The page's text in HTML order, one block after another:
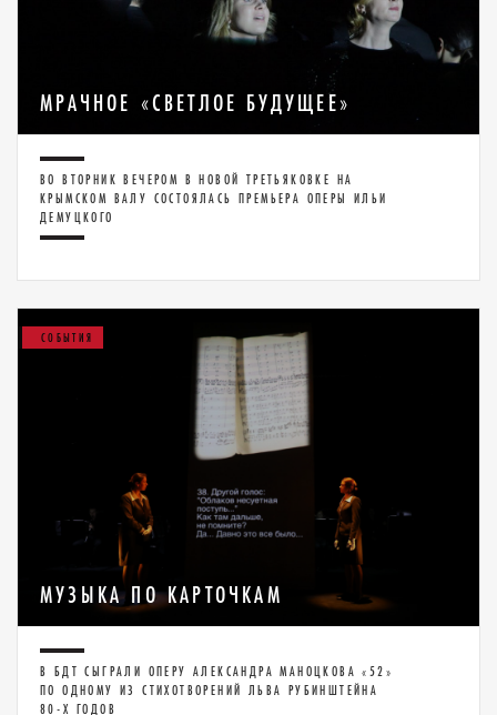
МРАЧНОЕ «СВЕТЛОЕ БУДУЩЕЕ»
ВО ВТОРНИК ВЕЧЕРОМ В НОВОЙ ТРЕТЬЯКОВКЕ НА
КРЫМСКОМ ВАЛУ СОСТОЯЛАСЬ ПРЕМЬЕРА ОПЕРЫ ИЛЬИ
ДЕМУЦКОГО
СОБЫТИЯ
МУЗЫКА ПО КАРТОЧКАМ
В БДТ СЫГРАЛИ ОПЕРУ АЛЕКСАНДРА МАНОЦКОВА «52»
ПО ОДНОМУ ИЗ СТИХОТВОРЕНИЙ ЛЬВА РУБИНШТЕЙНА
80-Х ГОДОВ